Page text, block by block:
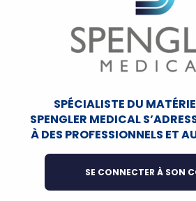
SPÉCIALISTE DU
SPENGLER MEDICAL
À DES PROFESSIONNELS ET
SE CONNECTER À SON